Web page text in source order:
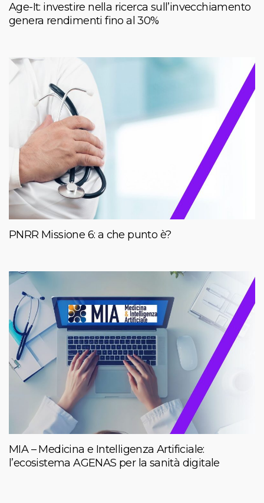
Age-It: investire nella ricerca sull’invecchiamento
genera rendimenti fino al 30%
PNRR Missione 6: a che punto è?
MIA – Medicina e Intelligenza Artificiale:
l’ecosistema AGENAS per la sanità digitale